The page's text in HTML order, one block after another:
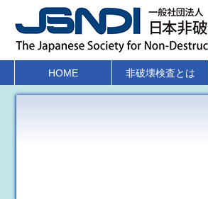
HOME 非破壊検査とは